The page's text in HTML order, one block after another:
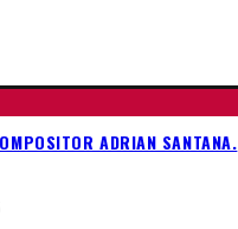
ADRIAN SANTANA.